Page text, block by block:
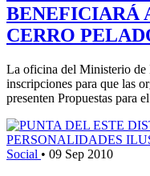
BENEFICIARÁ
CERRO
La oficina del Ministerio de
inscripciones para que las
presenten Propuestas para
Social • 09 Sep 2010